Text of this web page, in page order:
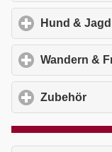
Hund & Jagd
Wandern &
Zubehör